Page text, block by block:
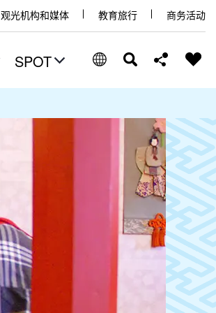
观光机构和媒体 教育旅行 商务活动
SPOT